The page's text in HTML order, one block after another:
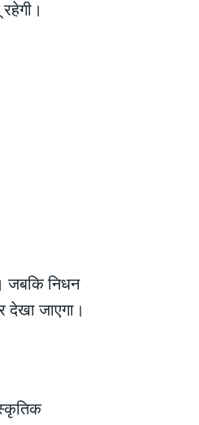
जबकि निधन
देखा जाएगा।